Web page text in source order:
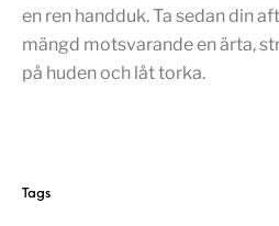
en ren handduk. Ta sedan din
mängd motsvarande en ärta,
på huden och låt torka.
Tags